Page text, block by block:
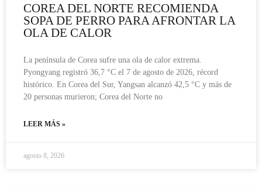
COREA DEL NORTE RECOMIENDA
SOPA DE PERRO PARA AFRONTAR LA
OLA DE CALOR
La península de Corea sufre una ola de calor extrema.
Pyongyang registró 36,7 °C el 7 de agosto de 2026, récord
histórico. En Corea del Sur, Yangsan alcanzó 42,5 °C y más de
20 personas murieron; Corea del Norte no
LEER MÁS »
agosto 8, 2026